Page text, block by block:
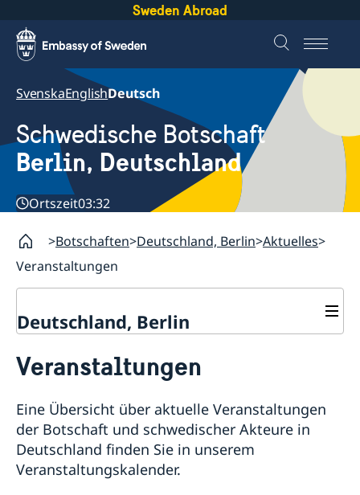
Sweden Abroad
SvenskaEnglishDeutsch
Schwedische Botschaft
Berlin, Deutschland
Ortszeit03:32
Botschaften Deutschland, Berlin Aktuelles
Veranstaltungen
Deutschland, Berlin
Geänderte Öffnungszeiten
Veranstaltungen
Stellenanzeigen der Botschaft
Kontakt & Öffnungszeiten
Unsere Konsulate
Über uns
Veranstaltungen
Eine Übersicht über aktuelle Veranstaltungen
der Botschaft und schwedischer Akteure in
Deutschland finden Sie in unserem
Veranstaltungskalender.